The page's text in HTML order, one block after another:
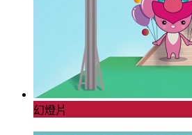
幻燈片